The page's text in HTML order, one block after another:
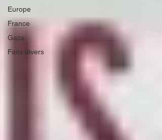
Europe
France
Gaza
Faits divers